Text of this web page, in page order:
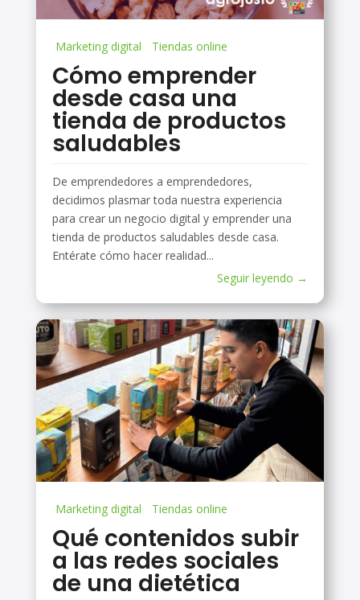
Marketing digital Tiendas online
Cómo emprender
desde casa una
tienda de productos
saludables
De emprendedores a emprendedores,
decidimos plasmar toda nuestra experiencia
para crear un negocio digital y emprender una
tienda de productos saludables desde casa.
Entérate cómo hacer realidad...
Seguir leyendo →
Marketing digital Tiendas online
Qué contenidos subir
a las redes sociales
de una dietética